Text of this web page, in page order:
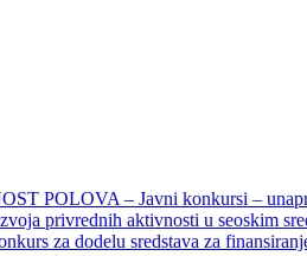
POLOVA – Javni konkursi –
privrednih aktivnosti u seoskim
dodelu sredstava za